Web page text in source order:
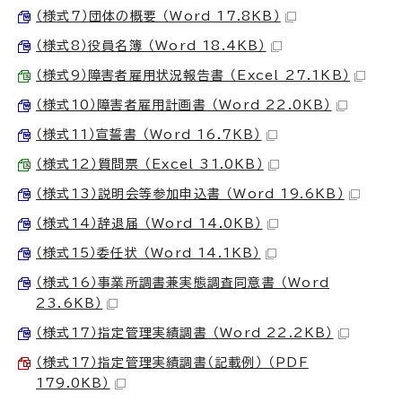
（様式7）団体の概要 （Word 17.8KB）
（様式8）役員名簿 （Word 18.4KB）
（様式9）障害者雇用状況報告書 （Excel 27.1KB）
（様式10）障害者雇用計画書 （Word 22.0KB）
（様式11）宣誓書 （Word 16.7KB）
（様式12）質問票 （Excel 31.0KB）
（様式13）説明会等参加申込書 （Word 19.6KB）
（様式14）辞退届 （Word 14.0KB）
（様式15）委任状 （Word 14.1KB）
（様式16）事業所調書兼実態調査同意書 （Word
23.6KB）
（様式17）指定管理実績調書 （Word 22.2KB）
（様式17）指定管理実績調書（記載例） （PDF
179.0KB）